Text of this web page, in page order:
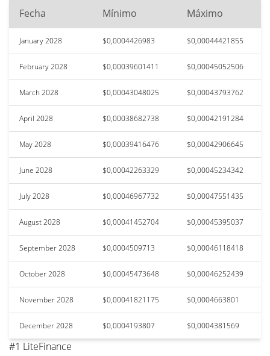
Fecha Mínimo Máximo
January 2028 $0,0004426983 $0,00044421855
February 2028 $0,00039601411 $0,00045052506
March 2028 $0,00043048025 $0,00043793762
April 2028 $0,00038682738 $0,00042191284
May 2028 $0,00039416476 $0,00042906645
June 2028 $0,00042263329 $0,00045234342
July 2028 $0,00046967732 $0,00047551435
August 2028 $0,00041452704 $0,00045395037
September 2028 $0,0004509713 $0,00046118418
October 2028 $0,00045473648 $0,00046252439
November 2028 $0,00041821175 $0,0004663801
December 2028 $0,0004193807 $0,0004381569
#1 LiteFinance